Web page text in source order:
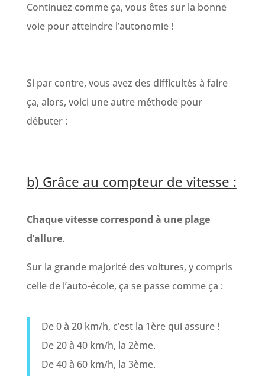
Continuez comme ça, vous êtes sur la bonne
voie pour atteindre l’autonomie !
Si par contre, vous avez des difficultés à faire
ça, alors, voici une autre méthode pour
débuter :
b) Grâce au compteur de vitesse :
Chaque vitesse correspond à une plage
d’allure.
Sur la grande majorité des voitures, y compris
celle de l’auto-école, ça se passe comme ça :
De 0 à 20 km/h, c’est la 1ère qui assure !
De 20 à 40 km/h, la 2ème.
De 40 à 60 km/h, la 3ème.